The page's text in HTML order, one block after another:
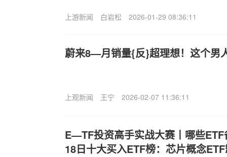
上游新闻 白岩松 2026-01-29 08:36:11
蔚来8—月销量{反}超理想！这个男
上观新闻 王宁 2026-02-07 11:36:11
E—TF投资高手实战大赛丨哪些ETF
18日十大买入ETF榜：芯片概念